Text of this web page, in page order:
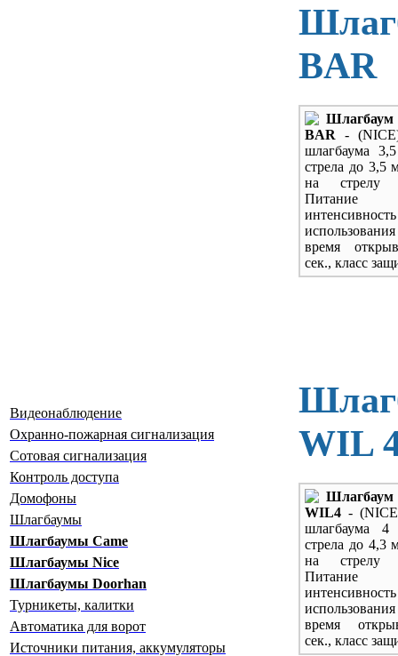
Видеонаблюдение
Охранно-пожарная сигнализация
Сотовая сигнализация
Контроль доступа
Домофоны
Шлагбаумы
Шлагбаумы Сame
Шлагбаумы Nice
Шлагбаумы Doorhan
Турникеты, калитки
Автоматика для ворот
Источники питания, аккумуляторы
BAR
BAR -
шлагбаума
стрела до 3,5
на
интенсивность
время
сек., класс
WIL
WIL4 -
шлагбаума
стрела до 4,3
на
интенсивность
время
сек., класс